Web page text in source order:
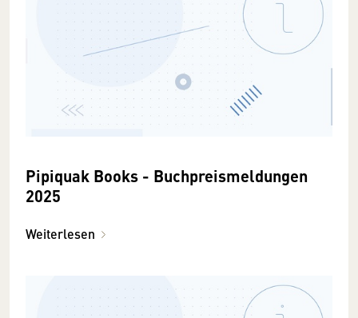
Pipiquak Books - Buchpreismeldungen
2025
Weiterlesen